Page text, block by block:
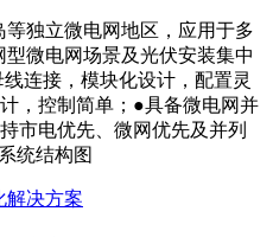
独立微电网地区，应用于多
微电网场景及光伏安装集中
连接，模块化设计，配置灵
，控制简单；●具备微电网并
市电优先、微网优先及并列
统结构图